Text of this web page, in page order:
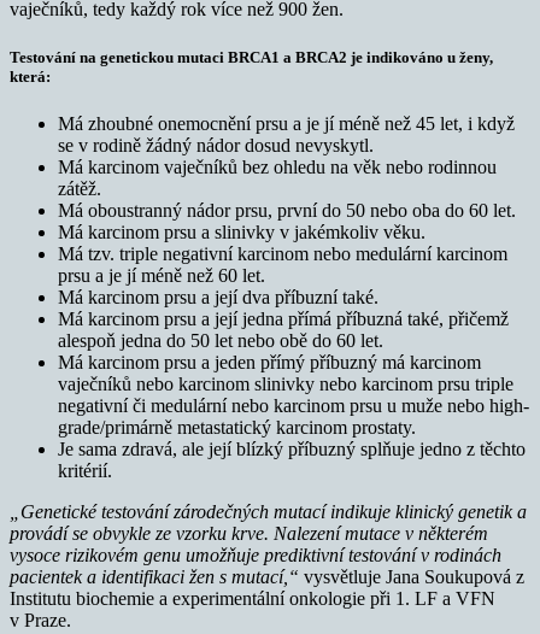
vaječníků, tedy každý rok více než 900 žen.
Testování na genetickou mutaci BRCA1 a BRCA2 je indikováno u ženy,
která:
Má zhoubné onemocnění prsu a je jí méně než 45 let, i když
se v rodině žádný nádor dosud nevyskytl.
Má karcinom vaječníků bez ohledu na věk nebo rodinnou
zátěž.
Má oboustranný nádor prsu, první do 50 nebo oba do 60 let.
Má karcinom prsu a slinivky v jakémkoliv věku.
Má tzv. triple negativní karcinom nebo medulární karcinom
prsu a je jí méně než 60 let.
Má karcinom prsu a její dva příbuzní také.
Má karcinom prsu a její jedna přímá příbuzná také, přičemž
alespoň jedna do 50 let nebo obě do 60 let.
Má karcinom prsu a jeden přímý příbuzný má karcinom
vaječníků nebo karcinom slinivky nebo karcinom prsu triple
negativní či medulární nebo karcinom prsu u muže nebo high-
grade/primárně metastatický karcinom prostaty.
Je sama zdravá, ale její blízký příbuzný splňuje jedno z těchto
kritérií.
„Genetické testování zárodečných mutací indikuje klinický genetik a
provádí se obvykle ze vzorku krve. Nalezení mutace v některém
vysoce rizikovém genu umožňuje prediktivní testování v rodinách
pacientek a identifikaci žen s mutací,“ vysvětluje Jana Soukupová z
Institutu biochemie a experimentální onkologie při 1. LF a VFN
v Praze.